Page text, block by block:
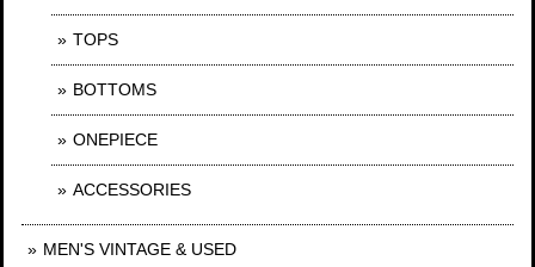
TOPS
BOTTOMS
ONEPIECE
ACCESSORIES
MEN'S VINTAGE & USED